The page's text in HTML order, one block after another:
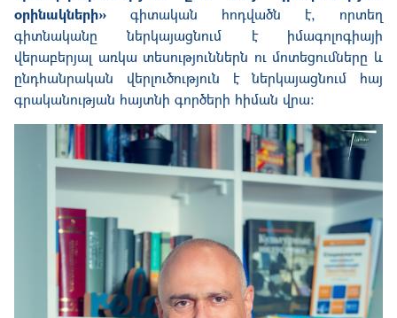
օրինակների» գիտական հոդվածն է, որտեղ
գիտնականը ներկայացնում է իմագոլոգիայի
վերաբերյալ առկա տեսություններն ու մոտեցումները և
ընդհանրական վերլուծություն է ներկայացնում հայ
գրականության հայտնի գործերի հիման վրա: